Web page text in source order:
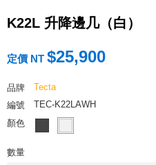
K22L 升降邊几（白）
定價 NT $25,900
品牌
Tecta
編號
TEC-K22LAWH
顏色
數量